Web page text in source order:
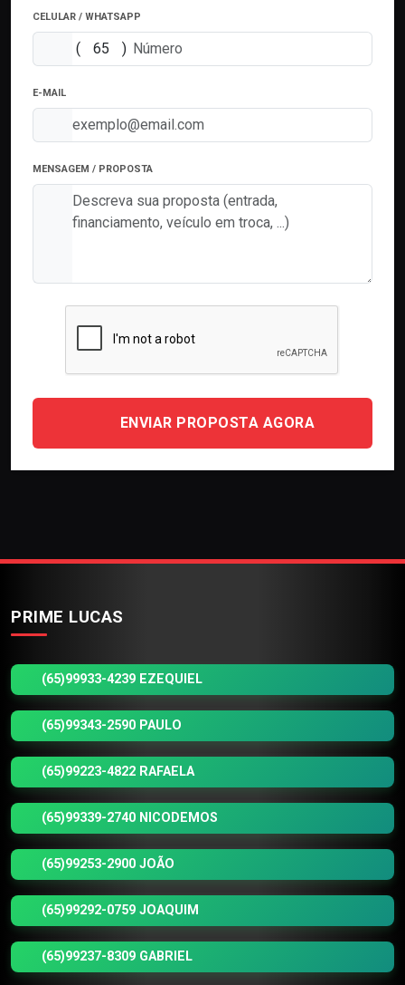
CELULAR / WHATSAPP
( )
E-MAIL
MENSAGEM / PROPOSTA
ENVIAR PROPOSTA AGORA
PRIME LUCAS
(65)99933-4239 EZEQUIEL
(65)99343-2590 PAULO
(65)99223-4822 RAFAELA
(65)99339-2740 NICODEMOS
(65)99253-2900 JOÃO
(65)99292-0759 JOAQUIM
(65)99237-8309 GABRIEL